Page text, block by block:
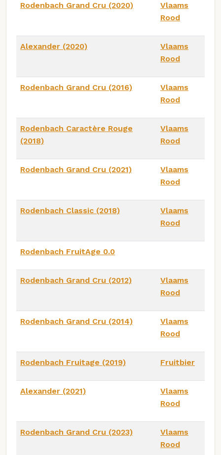
Rodenbach Grand Cru (2020)
Vlaams
Rood
Alexander (2020)
Vlaams
Rood
Rodenbach Grand Cru (2016)
Vlaams
Rood
Rodenbach Caractère Rouge
(2018)
Vlaams
Rood
Rodenbach Grand Cru (2021)
Vlaams
Rood
Rodenbach Classic (2018)
Vlaams
Rood
Rodenbach FruitAge 0.0
Rodenbach Grand Cru (2012)
Vlaams
Rood
Rodenbach Grand Cru (2014)
Vlaams
Rood
Rodenbach Fruitage (2019) Fruitbier
Alexander (2021)
Vlaams
Rood
Rodenbach Grand Cru (2023)
Vlaams
Rood